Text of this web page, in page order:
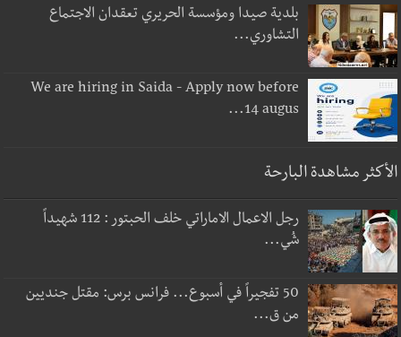
بلدية صيدا ومؤسسة الحريري تعقدان الاجتماع
التشاوري...
We are hiring in Saida - Apply now before
14 augus...
الأكثر مشاهدة البارحة
رجل الاعمال الاماراتي خلف الحبتور : 112 شهيداً
شُي...
50 تفجيراً في أسبوع... فرانس برس: مقتل جنديين
من ق...